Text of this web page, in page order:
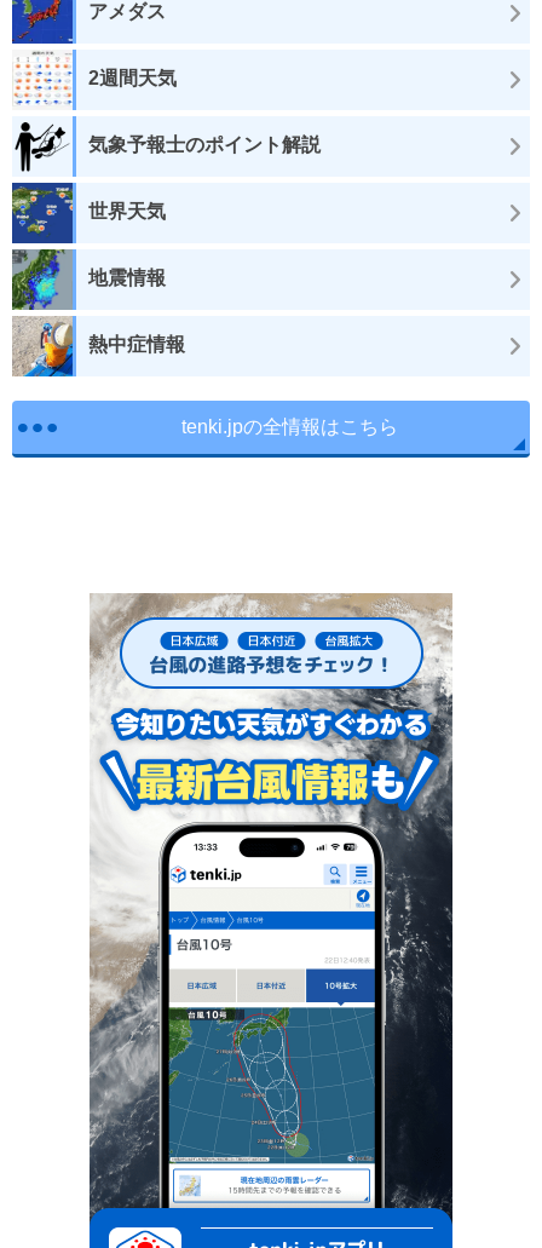
アメダス
2週間天気
気象予報士のポイント解説
世界天気
地震情報
熱中症情報
tenki.jpの全情報はこちら